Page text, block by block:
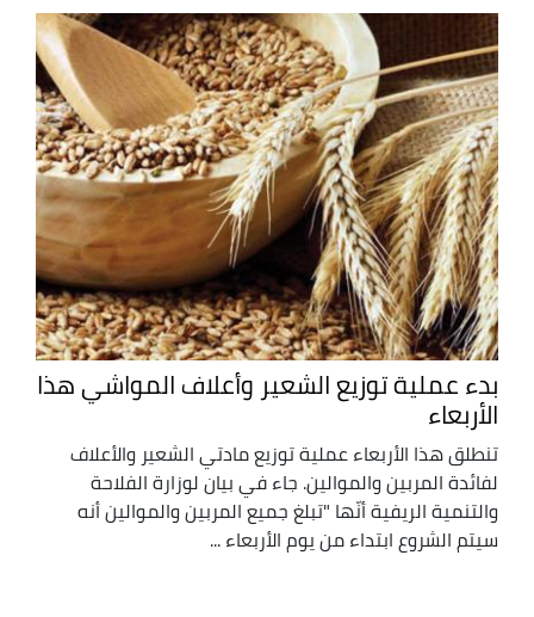
بدء عملية توزيع الشعير وأعلاف المواشي هذا
الأربعاء
تنطلق هذا الأربعاء عملية توزيع مادتي الشعير والأعلاف
لفائدة المربين والموالين. جاء في بيان لوزارة الفلاحة
والتنمية الريفية أنّها "تبلغ جميع المربين والموالين أنه
سيتم الشروع ابتداء من يوم الأربعاء ...